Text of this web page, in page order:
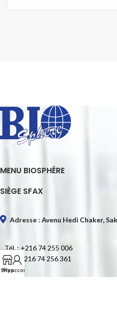
MENU BIOSPHÉRE
SIÈGE SFAX
Adresse : Avenu Hedi Chaker,
Tél. : +216 74 255 006
Fax : +216 74 256 361
Shop
My account